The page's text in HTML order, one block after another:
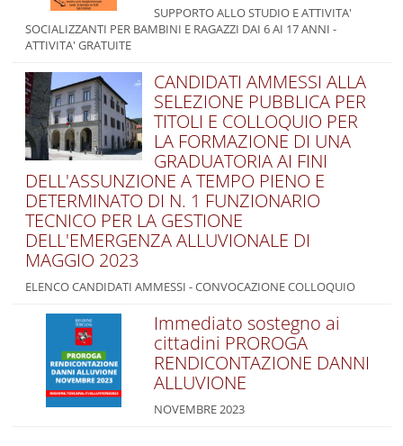
SUPPORTO ALLO STUDIO E ATTIVITA'
SOCIALIZZANTI PER BAMBINI E RAGAZZI DAI 6 AI 17 ANNI -
ATTIVITA' GRATUITE
CANDIDATI AMMESSI ALLA
SELEZIONE PUBBLICA PER
TITOLI E COLLOQUIO PER
LA FORMAZIONE DI UNA
GRADUATORIA AI FINI
DELL'ASSUNZIONE A TEMPO PIENO E
DETERMINATO DI N. 1 FUNZIONARIO
TECNICO PER LA GESTIONE
DELL'EMERGENZA ALLUVIONALE DI
MAGGIO 2023
ELENCO CANDIDATI AMMESSI - CONVOCAZIONE COLLOQUIO
Immediato sostegno ai
cittadini PROROGA
RENDICONTAZIONE DANNI
ALLUVIONE
NOVEMBRE 2023